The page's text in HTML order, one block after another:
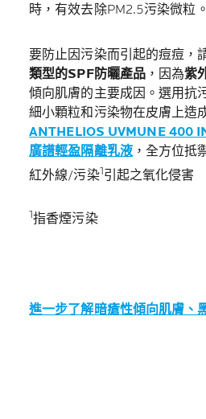
時，有效去除PM2.5污染微粒。
要防止因污染而引起的痘痘，
類型的SPF防曬產品 ，因為紫
傾向肌膚的主要成因。選用抗
細小顆粒和污染物在皮膚上造
ANTHELIOS UVMUNE400
廣譜輕盈隔離乳液，全方位抵
紅外線/污染1引起之氧化侵害
1指香煙污染
進一步了解暗瘡性傾向肌膚、